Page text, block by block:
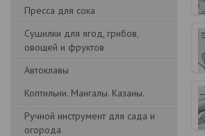
Пресса для сока
Сушилки для ягод, грибов,
овощей и фруктов
Автоклавы
Коптильни. Мангалы. Казаны.
Ручной инструмент для сада и
огорода